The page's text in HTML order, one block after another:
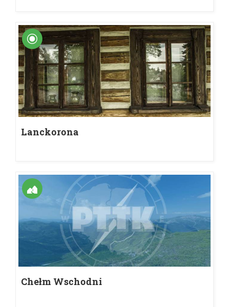
Lanckorona
Chełm Wschodni